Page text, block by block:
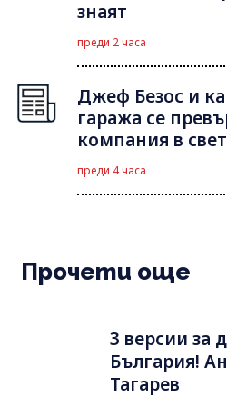
знаят
преди 2 часа
Джеф Безос и
гаража се
компания в
преди 4 часа
Прочети още
3 версии за
България!
Тагарев